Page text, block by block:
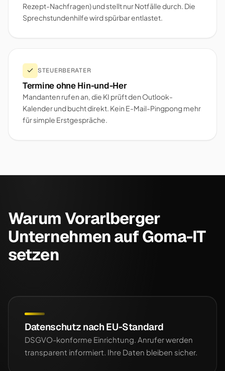
Rezept-Nachfragen) und stellt nur Notfälle durch. Die
Sprechstundenhilfe wird spürbar entlastet.
STEUERBERATER
Termine ohne Hin-und-Her
Mandanten rufen an, die KI prüft den Outlook-
Kalender und bucht direkt. Kein E-Mail-Pingpong mehr
für simple Erstgespräche.
Warum Vorarlberger
Unternehmen auf Goma-IT
setzen
Datenschutz nach EU-Standard
DSGVO-konforme Einrichtung. Anrufer werden
transparent informiert. Ihre Daten bleiben sicher.